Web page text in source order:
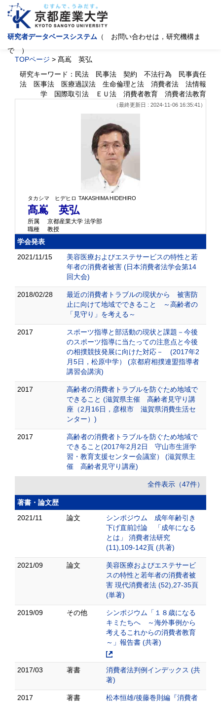
研究者データベースシステム （ お問い合わせは，研究機構ま
で ）
TOPページ > 髙嶌 英弘
研究キーワード：民法 民事法 契約 不法行為 民事責任
法 医事法 医療過誤法 生命倫理と法 消費者法 法情報
学 国際取引法 ＥＵ法 消費者教育 消費者法教育
（最終更新日 : 2024-11-06 16:35:41）
タカシマ ヒデヒロ TAKASHIMA HIDEHIRO
髙嶌 英弘
所属
京都産業大学 法学部
職種
教授
学会発表
2021/11/15
美容医療およびエステサービスの特性と若
年者の消費者被害 (日本消費者法学会第14
回大会)
2018/02/28
最近の消費者トラブルの現状から 被害防
止に向けて地域でできること ～高齢者の
「見守り」を考える～
2017
スポーツ指導と部活動の 現状と課題－今後
のスポーツ指導に当たっての注意点と今後
の相撲競技発展に向けた対応－ (2017年2
月5日，松原中学） (京都府相撲連盟指導者
講習会講演)
2017
高齢者の消費者トラブルを防ぐため地域で
できること (滋賀県主催 高齢者見守り講
座（2月16日，彦根市 滋賀県消費生活セ
ンター）)
2017
高齢者の消費者トラブルを防ぐため地域で
できること(2017年2月2日 守山市生涯学
習・教育支援センター会議室） (滋賀県主
催 高齢者見守り講座)
全件表示（47件）
著書・論文歴
2021/11
論文
シンポジウム 成年年齢引き
下げ直前討論 「成年になる
とは」 消費者法研究
(11),109-142頁 (共著)
2021/09 論文
美容医療およびエステサービ
スの特性と若年者の消費者被
害 現代消費者法 (52),27-35頁
(単著)
2019/09 その他
シンポジウム「１８歳になる
キミたちへ ～海外事例から
考えるこれからの消費者教育
～」報告書 (共著)
2017/03 著書
消費者法判例インデックス (共
著)
2017 著書
松本恒雄/後藤巻則編『消費者